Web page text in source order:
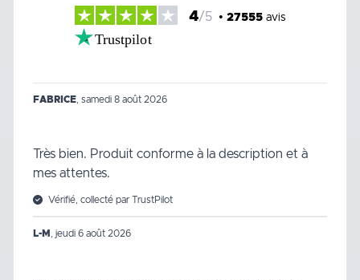
4/5 • 27555avis
Trustpilot
FABRICE samedi 8 août 2026
Très bien. Produit conforme à la description et à
mes attentes.
Vérifié, collecté par TrustPilot
L-M jeudi 6 août 2026